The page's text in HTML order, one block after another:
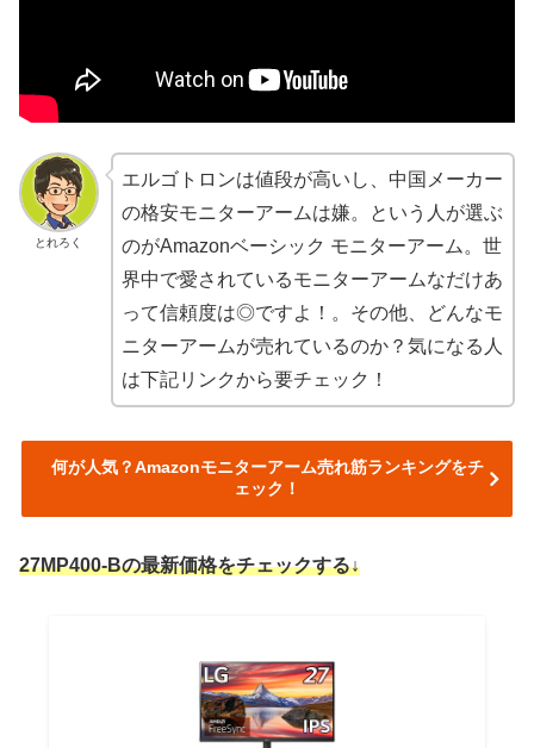
とれろく
エルゴトロンは値段が高いし、中国メーカー
の格安モニターアームは嫌。という人が選ぶ
のがAmazonベーシック モニターアーム。世
界中で愛されているモニターアームなだけあ
って信頼度は◎ですよ！。その他、どんなモ
ニターアームが売れているのか？気になる人
は下記リンクから要チェック！
何が人気？Amazonモニターアーム売れ筋ランキングをチ
ェック！
27MP400-Bの最新価格をチェックする↓